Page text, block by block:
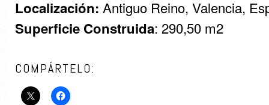
Localización: Antiguo Reino, Valencia,
Superficie Construida: 290,50 m2
COMPÁRTELO: